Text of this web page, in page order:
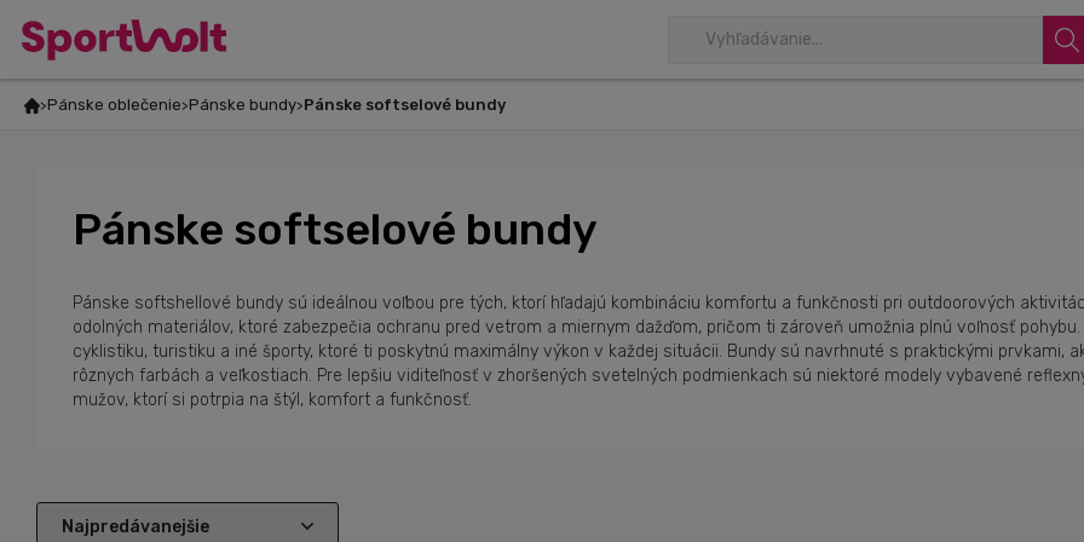
Pánske oblečenie Pánske bundy Pánske softselové bundy
Pánske softselové bundy
Pánske softshellové bundy sú ideálnou voľbou pre tých, ktorí hľadajú kombináciu komfortu a funkčnosti pri outdoorových
odolných materiálov, ktoré zabezpečia ochranu pred vetrom a miernym dažďom, pričom ti zároveň umožnia plnú voľnosť
cyklistiku, turistiku a iné športy, ktoré ti poskytnú maximálny výkon v každej situácii. Bundy sú navrhnuté s praktickými prvkami,
rôznych farbách a veľkostiach. Pre lepšiu viditeľnosť v zhoršených svetelných podmienkach sú niektoré modely vybavené
mužov, ktorí si potrpia na štýl, komfort a funkčnosť.